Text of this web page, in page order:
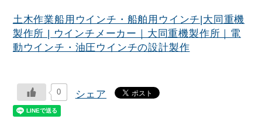
土木作業船用ウインチ・船舶用ウインチ|大同重機
製作所 | ウインチメーカー｜大同重機製作所｜電
動ウインチ・油圧ウインチの設計製作
0 シェア